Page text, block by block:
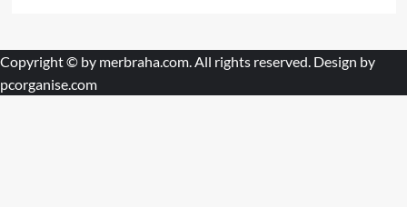
Copyright © by merbraha.com . All rights reserved. Design by
pcorganise.com